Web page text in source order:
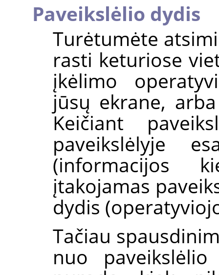
Paveikslėlio dydis
Turėtumėte
rasti keturiose
įkėlimo
jūsų ekrane,
Keičiant
paveikslėlyje
(informacijos
įtakojamas
dydis
Tačiau
nuo